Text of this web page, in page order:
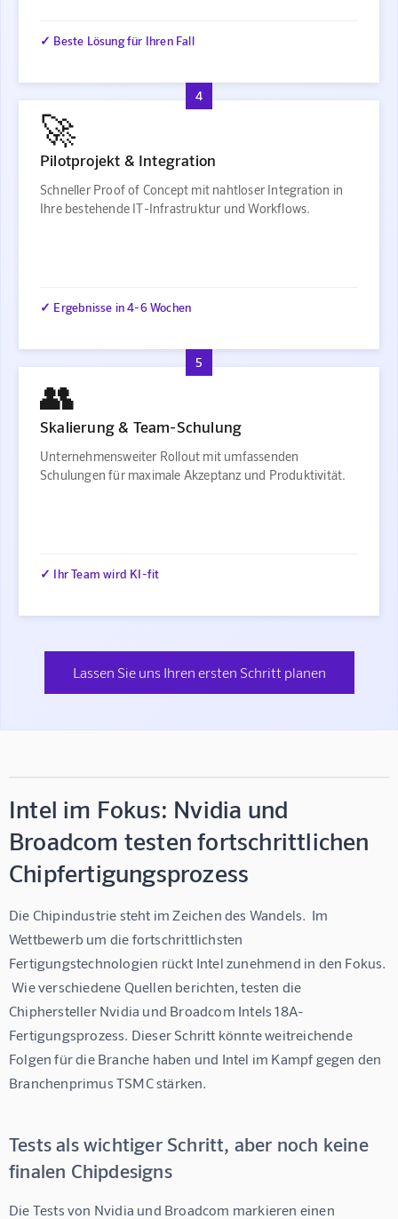
✓ Beste Lösung für Ihren Fall
4
🚀
Pilotprojekt & Integration
Schneller Proof of Concept mit nahtloser Integration in
Ihre bestehende IT-Infrastruktur und Workflows.
✓ Ergebnisse in 4-6 Wochen
5
👥
Skalierung & Team-Schulung
Unternehmensweiter Rollout mit umfassenden
Schulungen für maximale Akzeptanz und Produktivität.
✓ Ihr Team wird KI-fit
Lassen Sie uns Ihren ersten Schritt planen
Intel im Fokus: Nvidia und
Broadcom testen fortschrittlichen
Chipfertigungsprozess
Die Chipindustrie steht im Zeichen des Wandels.  Im
Wettbewerb um die fortschrittlichsten
Fertigungstechnologien rückt Intel zunehmend in den Fokus.
Wie verschiedene Quellen berichten, testen die
Chiphersteller Nvidia und Broadcom Intels 18A-
Fertigungsprozess. Dieser Schritt könnte weitreichende
Folgen für die Branche haben und Intel im Kampf gegen den
Branchenprimus TSMC stärken.
Tests als wichtiger Schritt, aber noch keine
finalen Chipdesigns
Die Tests von Nvidia und Broadcom markieren einen